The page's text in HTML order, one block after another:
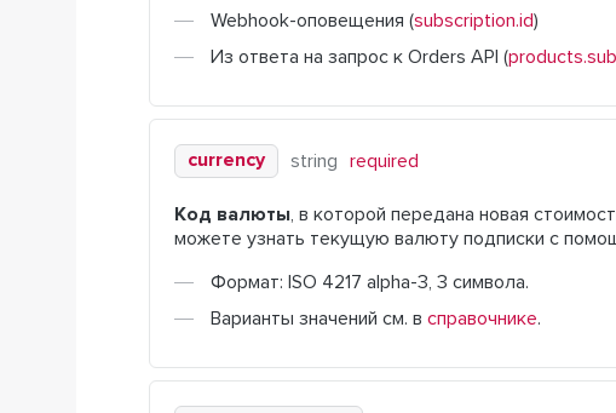
Webhook-оповещения (subscription.id)
Из ответа на запрос к Orders API (
currency string required
Код валюты , в которой передана новая
можете узнать текущую валюту подписки с
Формат: ISO 4217 alpha-3, 3 символа.
Варианты значений см. в справочнике.